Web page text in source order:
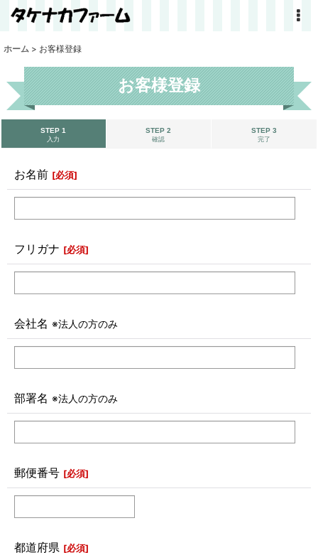
ホーム > お客様登録
お客様登録
STEP 1
入力
STEP 2
確認
STEP 3
完了
お名前 [必須]
フリガナ [必須]
会社名 ※法人の方のみ
部署名 ※法人の方のみ
郵便番号 [必須]
都道府県 [必須]